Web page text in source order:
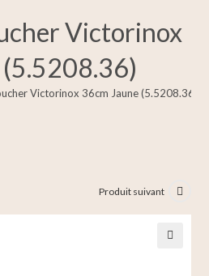
Victorinox
Victorinox 36cm Jaune (5.5208.36)
Produit suivant